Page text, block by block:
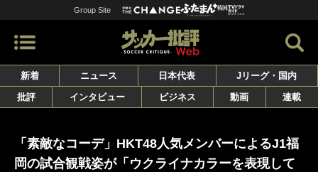
Group Site
新着 ニュース 日本代表
Jリーグ・国内
批評
インタビュー ビジネス 動画 連載
「素敵なコーデ」HKT48人気メンバーによるJ1福
岡の試合観戦姿が「ウクライナカラーを表現して